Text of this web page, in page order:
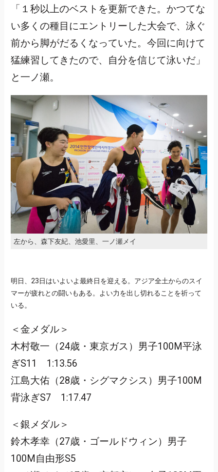
「１秒以上のベストを更新できた。かつてな
い多くの種目にエントリーした大会で、泳ぐ
前から脚がだるくなっていた。今回に向けて
猛練習してきたので、自分を信じて泳いだ」
と一ノ瀬。
左から、森下友紀、池愛里、一ノ瀬メイ
明日、23日はいよいよ最終日を迎える。アジア全土からのスイ
マーが疲れとの闘いもある。よい力を出し切れることを祈って
いる。
＜金メダル＞
木村敬一（24歳・東京ガス）男子100M平泳
ぎS11 1:13.56
江島大佑（28歳・シグマクシス）男子100M
背泳ぎS7 1:17.47
＜銀メダル＞
鈴木孝幸（27歳・ゴールドウィン）男子
100M自由形S5